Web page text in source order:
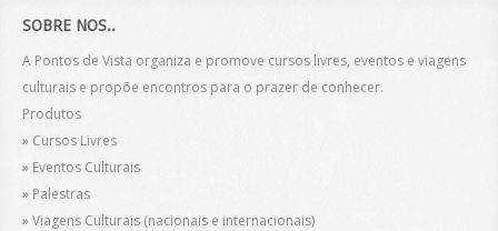
SOBRE NOS..
A Pontos de Vista organiza e promove cursos livres, eventos e viagens
culturais e propõe encontros para o prazer de conhecer.
Produtos
» Cursos Livres
» Eventos Culturais
» Palestras
» Viagens Culturais (nacionais e internacionais)